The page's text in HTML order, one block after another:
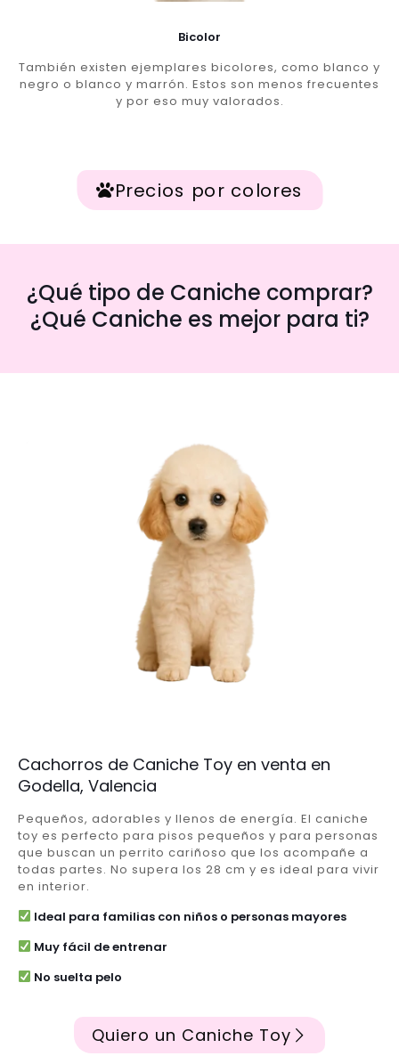
Bicolor
También existen ejemplares bicolores, como blanco y
negro o blanco y marrón. Estos son menos frecuentes
y por eso muy valorados.
Precios por colores
¿Qué tipo de Caniche comprar?
¿Qué Caniche es mejor para ti?
Cachorros de Caniche Toy en venta en
Godella, Valencia
Pequeños, adorables y llenos de energía. El caniche
toy es perfecto para pisos pequeños y para personas
que buscan un perrito cariñoso que los acompañe a
todas partes. No supera los 28 cm y es ideal para vivir
en interior.
Ideal para familias con niños o personas mayores
Muy fácil de entrenar
No suelta pelo
Quiero un Caniche Toy